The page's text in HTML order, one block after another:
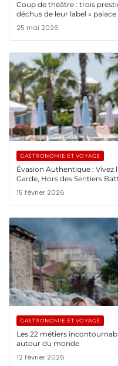
Coup de théâtre : trois
déchus de leur label « palace
25 mai 2026
GASTRONOMIE ET VOYAGE
Évasion Authentique : Vivez
Garde, Hors des Sentiers
15 février 2026
GASTRONOMIE ET VOYAGE
Les 22 métiers
autour du monde
12 février 2026